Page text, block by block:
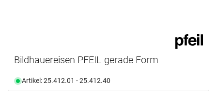
Bildhauereisen PFEIL gerade Form
Artikel: 25.412.01 - 25.412.40